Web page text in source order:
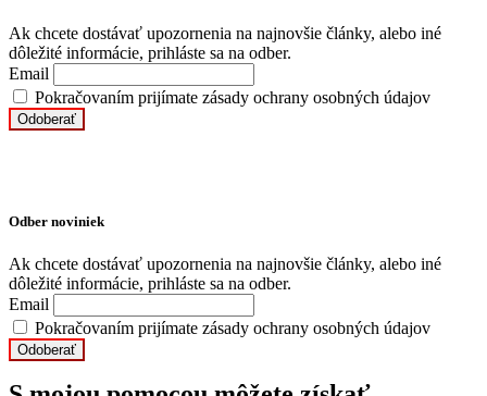
Ak chcete dostávať upozornenia na najnovšie články, alebo iné
dôležité informácie, prihláste sa na odber.
Email
Pokračovaním prijímate zásady ochrany osobných údajov
Odber noviniek
Ak chcete dostávať upozornenia na najnovšie články, alebo iné
dôležité informácie, prihláste sa na odber.
Email
Pokračovaním prijímate zásady ochrany osobných údajov